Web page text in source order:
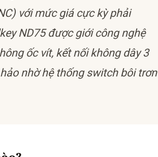
với mức giá cực kỳ phải
ND75 được giới công nghệ
ốc vít, kết nối không dây 3
nhờ hệ thống switch bôi trơn